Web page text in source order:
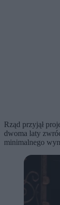
Rząd przyjął
dwoma laty
minimalnego